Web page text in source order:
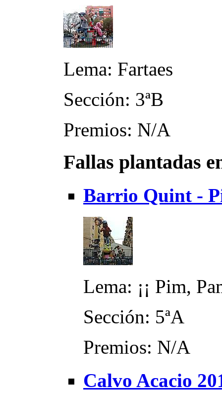
Lema: Fartaes
Sección: 3ªB
Premios: N/A
Fallas plantadas
Barrio Quint -
Lema: ¡¡ Pim,
Sección: 5ªA
Premios: N/A
Calvo Acacio